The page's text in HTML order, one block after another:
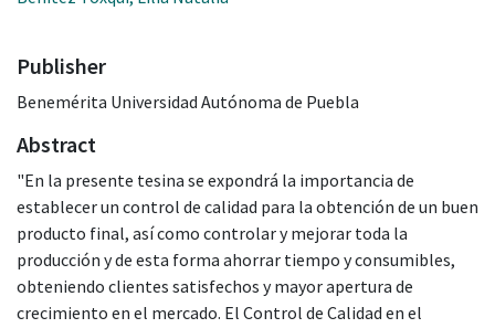
Publisher
Benemérita Universidad Autónoma de Puebla
Abstract
"En la presente tesina se expondrá la importancia de
establecer un control de calidad para la obtención de un buen
producto final, así como controlar y mejorar toda la
producción y de esta forma ahorrar tiempo y consumibles,
obteniendo clientes satisfechos y mayor apertura de
crecimiento en el mercado. El Control de Calidad en el